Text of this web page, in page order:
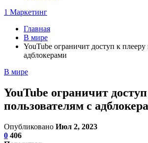
1 Маркетинг
Главная
В мире
YouTube ограничит доступ к плееру
адблокерами
В мире
YouTube ограничит
пользователям с
Опубликовано Июл 2, 2023
0 406